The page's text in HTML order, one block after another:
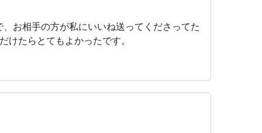
お相手の方が私にいいね送ってくださってた
たらとてもよかったです。